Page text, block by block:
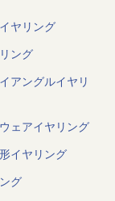
ヤリング
ング
アングルイヤリ
ェアイヤリング
イヤリング
グ